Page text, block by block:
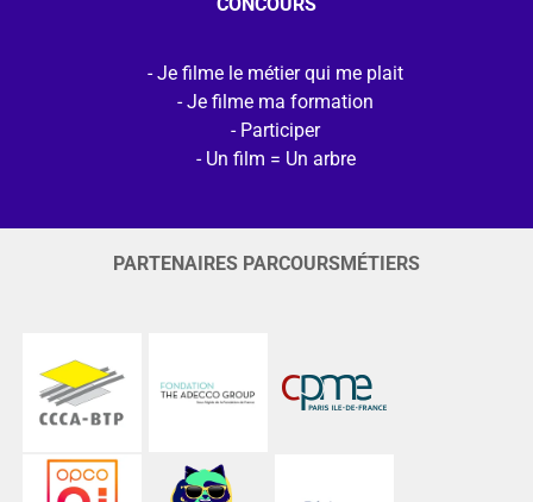
Je filme le métier qui me plait
Je filme ma formation
Participer
Un film = Un arbre
PARTENAIRES PARCOURSMÉTIERS